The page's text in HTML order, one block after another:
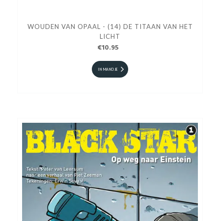
WOUDEN VAN OPAAL - (14) DE TITAAN VAN HET
LICHT
€10.95
IN MANDJE